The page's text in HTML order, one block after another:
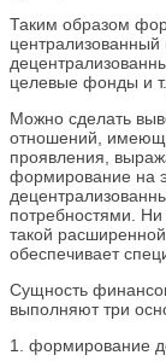
Таким образом
целевые фонды и т.
Можно сделать
отношений,
проявления,
формирование на
потребностями. Ни
такой
обеспечивает
Сущность
выполняют три
1. формирование